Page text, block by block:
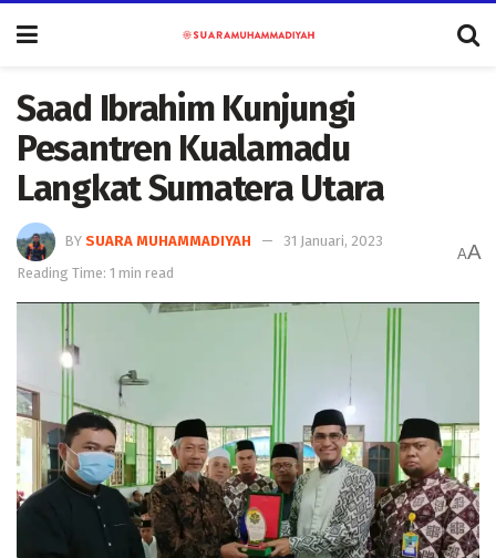
Saad Ibrahim Kunjungi
Pesantren Kualamadu
Langkat Sumatera Utara
BY SUARA MUHAMMADIYAH
31 Januari, 2023
Reading Time: 1 min read
AA